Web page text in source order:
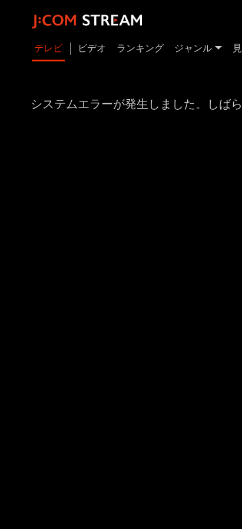
テレビ ビデオ ランキング ジャンル
システムエラーが発生しました。しば